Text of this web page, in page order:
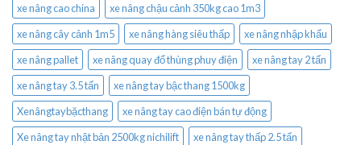
xe nâng cao china
xe nâng chậu cảnh 350kg cao 1m3
xe nâng cây cảnh 1m5
xe nâng hàng siêu thấp
xe nâng nhập khẩu
xe nâng pallet
xe nâng quay đổ thùng phuy điện
xe nâng tay 2 tấn
xe nâng tay 3.5 tấn
xe nâng tay bậc thang 1500kg
Xenângtaybặcthang
xe nâng tay cao điện bán tự động
Xe nâng tay nhật bản 2500kg nichilift
xe nâng tay thấp 2.5 tấn